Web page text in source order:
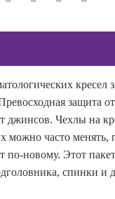
защита от
джинсов. Чехлы на
можно часто менять,
по-новому. Этот пакет
а, спинки и